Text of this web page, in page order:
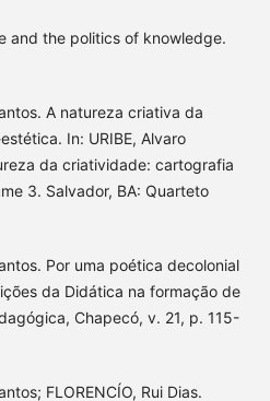
and the politics of knowledge.
A natureza criativa da
In: URIBE, Alvaro
da criatividade: cartografia
3. Salvador, BA: Quarteto
Por uma poética decolonial
da Didática na formação de
Chapecó, v. 21, p. 115-
FLORENCÍO, Rui Dias.